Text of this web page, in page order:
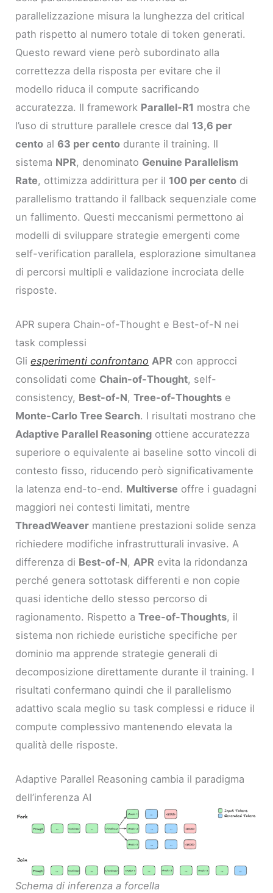
parallelizzazione misura la lunghezza del critical
path rispetto al numero totale di token generati.
Questo reward viene però subordinato alla
correttezza della risposta per evitare che il
modello riduca il compute sacrificando
accuratezza. Il framework Parallel-R1 mostra che
l’uso di strutture parallele cresce dal 13,6 per
cento al63 per cento durante il training. Il
sistema NPR, denominato Genuine Parallelism
Rate, ottimizza addirittura per il 100 per cento di
parallelismo trattando il fallback sequenziale come
un fallimento. Questi meccanismi permettono ai
modelli di sviluppare strategie emergenti come
self-verification parallela, esplorazione simultanea
di percorsi multipli e validazione incrociata delle
risposte.
APR supera Chain-of-Thought e Best-of-N nei
task complessi
Gliesperimenti confrontano APR con approcci
consolidati come Chain-of-Thought, self-
consistency, Best-of-N,Tree-of-Thoughts e
Monte-Carlo Tree Search. I risultati mostrano che
Adaptive Parallel Reasoning ottiene accuratezza
superiore o equivalente ai baseline sotto vincoli di
contesto fisso, riducendo però significativamente
la latenza end-to-end. Multiverse offre i guadagni
maggiori nei contesti limitati, mentre
ThreadWeaver mantiene prestazioni solide senza
richiedere modifiche infrastrutturali invasive. A
differenza di Best-of-N, APR evita la ridondanza
perché genera sottotask differenti e non copie
quasi identiche dello stesso percorso di
ragionamento. Rispetto aTree-of-Thoughts, il
sistema non richiede euristiche specifiche per
dominio ma apprende strategie generali di
decomposizione direttamente durante il training. I
risultati confermano quindi che il parallelismo
adattivo scala meglio su task complessi e riduce il
compute complessivo mantenendo elevata la
qualità delle risposte.
Adaptive Parallel Reasoning cambia il paradigma
dell’inferenza AI
Schema di inferenza a forcella